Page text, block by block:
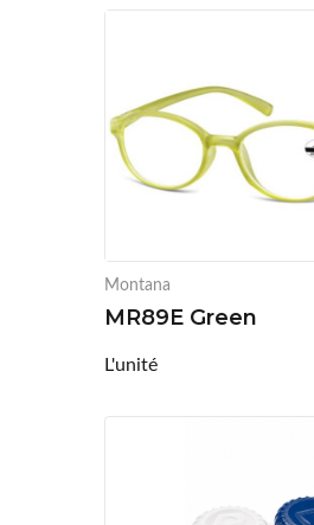
Montana
MR89E Green
L'unité